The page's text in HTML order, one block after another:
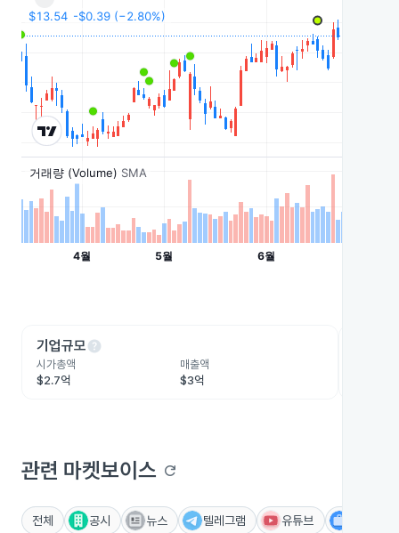
기업규모help
시가총액
$2.7억
매출액
$3억
관련 마켓보이스 refresh
전체 공시 뉴스 텔레그램 유튜브